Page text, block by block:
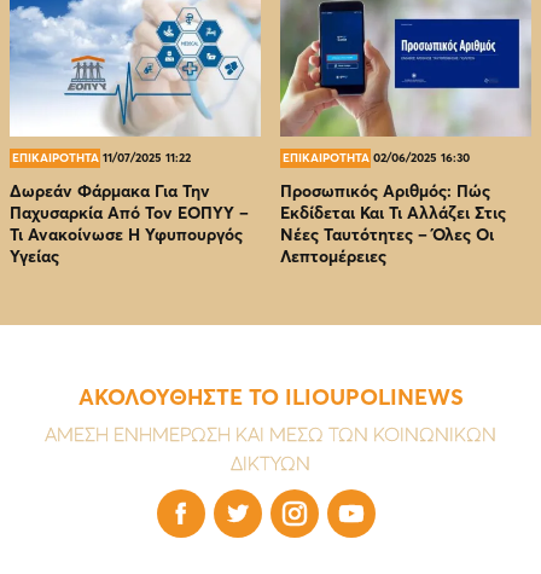
ΕΠΙΚΑΙΡΟΤΗΤΑ 11/07/2025 11:22
Δωρεάν Φάρμακα Για Την
Παχυσαρκία Από Τον EOΠΥΥ –
Τι Ανακοίνωσε Η Υφυπουργός
Υγείας
ΕΠΙΚΑΙΡΟΤΗΤΑ 02/06/2025 16:30
Προσωπικός Αριθμός: Πώς
Εκδίδεται Και Τι Αλλάζει Στις
Νέες Ταυτότητες – Όλες Οι
Λεπτομέρειες
ΑΚΟΛΟΥΘΗΣΤΕ ΤΟ ILIOUPOLINEWS
ΑΜΕΣΗ ΕΝΗΜΕΡΩΣΗ ΚΑΙ ΜΕΣΩ ΤΩΝ ΚΟΙΝΩΝΙΚΩΝ
ΔΙΚΤΥΩΝ
   